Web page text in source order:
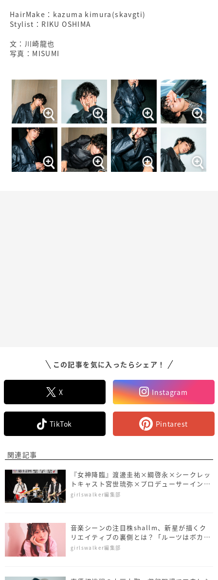
HairMake：kazuma kimura(skavgti)
Stylist：RIKU OSHIMA
文：川崎龍也
写真：MISUMI
この記事を気に入ったらシェア！
X Instagram
TikTok Pintarest
関連記事
『女神降臨』渡邊圭祐×綱啓永×シークレッ
トキャスト宮世琉弥×プロデューサーインタ
ビュー、共演の3人がやってみたい楽器っ
girlswalker編集部
音楽シーンの注目株shallm、新星が描くク
リエイティブの裏側とは？「ルーツはボカ
ロ」
girlswalker編集部